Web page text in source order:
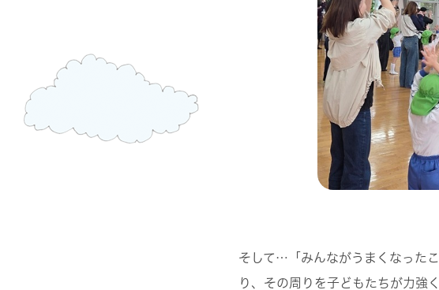
そして…「みんながうまくなった
り、その周りを子どもたちが力強